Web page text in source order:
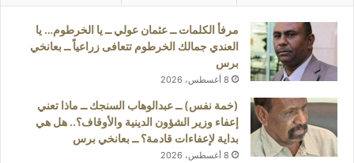
مرفأ الكلمات ــ عثمان عولي ــ يا الخرطوم… يا
العندي جمالك الخرطوم تتعافى زراعياً ــ بعانخي
برس
8 أغسطس، 2026
(خمة نفس) ــ عبدالوهاب السنجك ــ ماذا تعني
إعفاء وزير الشؤون الدينية والأوقاف؟.. هل هي
بداية لإعفاءات قادمة؟ ــ بعانخي برس
8 أغسطس، 2026